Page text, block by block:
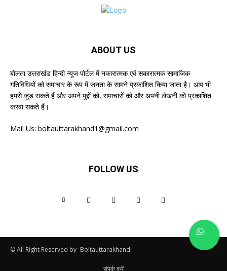
ABOUT US
बोलता उत्तराखंड हिन्दी न्यूज पोर्टल में नकारात्मक एवं सकारात्मक सामाजिक
गतिविधियों को समाचार के रूप में जनता के सामने प्रकाशित किया जाता है। आप भी
हमसे जुड़ सकते हैं और अपने मुद्दों को, समाचारों को और अपनी लेखनी को प्रकाशित
करवा सकते हैं।
Mail Us: boltauttarakhand1@gmail.com
FOLLOW US
© All Right Reserved by- Boltauttarakhand
संपर्क करें